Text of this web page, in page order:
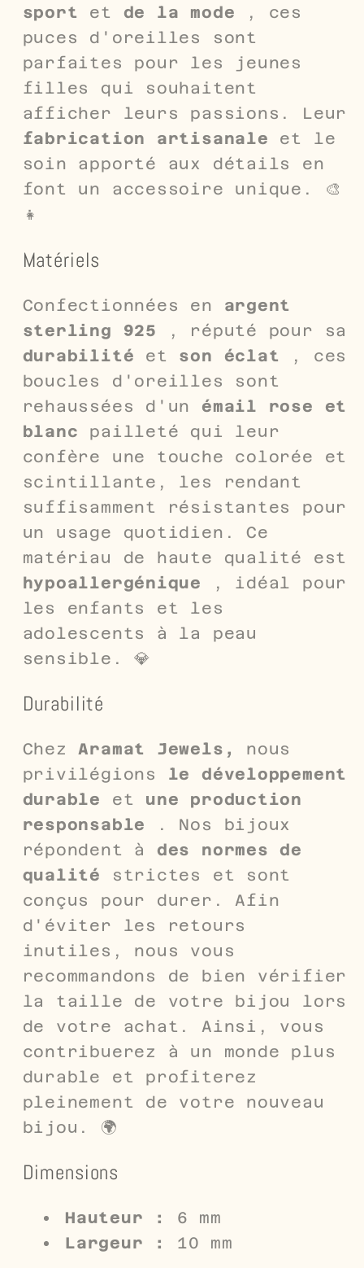
sport et de la mode , ces
puces d'oreilles sont
parfaites pour les jeunes
filles qui souhaitent
afficher leurs passions. Leur
fabrication artisanale et le
soin apporté aux détails en
font un accessoire unique. 🎨
👧
Matériels
Confectionnées en argent
sterling 925 , réputé pour sa
durabilité et son éclat
, ces
boucles d'oreilles sont
rehaussées d'un émail
rose et
blanc pailleté qui leur
confère une touche colorée et
scintillante, les rendant
suffisamment résistantes pour
un usage quotidien. Ce
matériau de haute qualité est
hypoallergénique , idéal pour
les enfants et les
adolescents à la peau
sensible. 💎
Durabilité
Chez Aramat Jewels,
nous
privilégions le développement
durable et une production
responsable . Nos bijoux
répondent à des normes de
qualité strictes et sont
conçus pour durer. Afin
d'éviter les retours
inutiles, nous vous
recommandons de bien vérifier
la taille de votre bijou lors
de votre achat. Ainsi, vous
contribuerez à un monde plus
durable et profiterez
pleinement de votre nouveau
bijou. 🌍
Dimensions
Hauteur :
6 mm
Largeur :
10 mm